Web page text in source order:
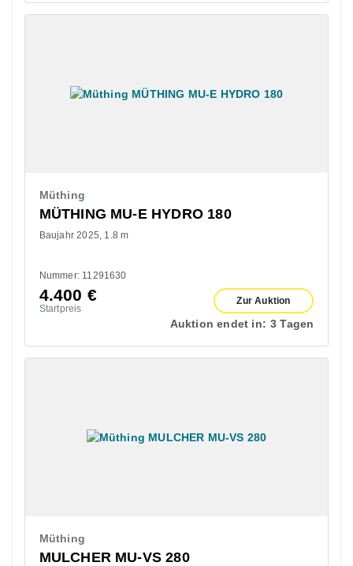
Müthing
MÜTHING MU-E HYDRO 180
Baujahr 2025 1.8 m
Nummer: 11291630
4.400 €
Startpreis
Zur Auktion
Auktion endet in: 3 Tagen
Müthing
MULCHER MU-VS 280